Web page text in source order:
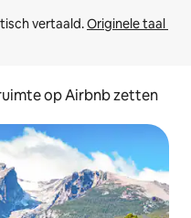
vertaald. Originele taal
op Airbnb zetten